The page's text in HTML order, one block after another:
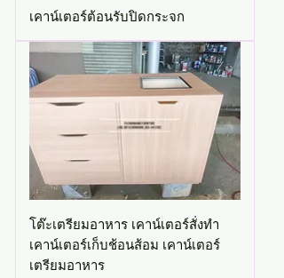
เคาน์เตอร์ต้อนรับปิดกระจก
โต๊ะเตรียมอาหาร เคาน์เตอร์สั่งทำ
เคาน์เตอร์เก็บช้อนส้อม เคาน์เตอร์
เตรียมอาหาร